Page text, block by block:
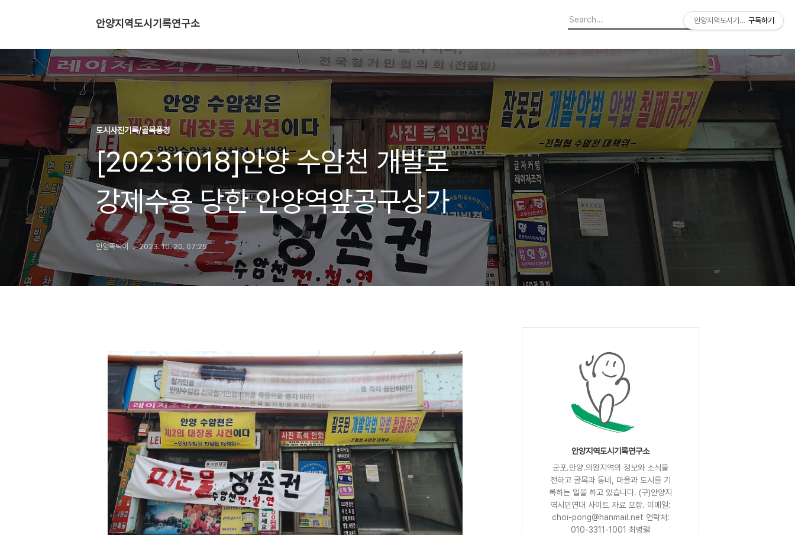
안양지역도시기록연구소
도시사진기록/골목풍경
[20231018]안양 수암천 개발로
강제수용 당한 안양역앞공구상가
안양똑딱이 2023. 10. 20. 07:25
안양지역도시기록연구소
군포.안양.의왕지역의 정보와 소식을
전하고 골목과 동네, 마을과 도시를 기
록하는 일을 하고 있습니다. (구)안양지
역시민연대 사이트 자료 포함. 이메일:
choi-pong@hanmail.net 연락처:
010-3311-1001 최병렬
안양지역도시기록연구소
구독하기